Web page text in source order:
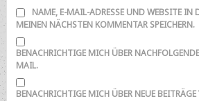
NAME, E-MAIL-ADRESSE UND WEBSITE IN
MEINEN NÄCHSTEN KOMMENTAR SPEICHERN.
BENACHRICHTIGE MICH ÜBER
MAIL.
BENACHRICHTIGE MICH ÜBER NEUE